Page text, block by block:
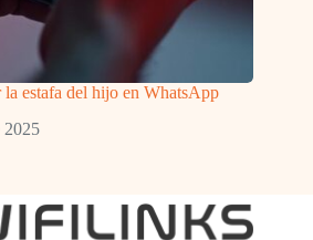
estafa del hijo en WhatsApp
2025